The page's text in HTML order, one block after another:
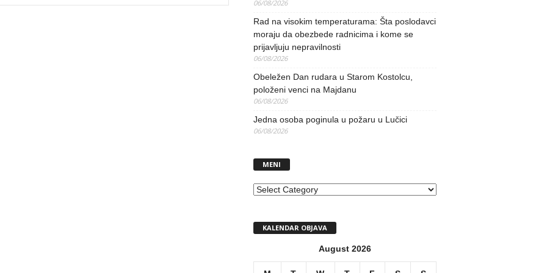
06/08/2026
Rad na visokim temperaturama: Šta poslodavci
moraju da obezbede radnicima i kome se
prijavljuju nepravilnosti
06/08/2026
Obeležen Dan rudara u Starom Kostolcu,
položeni venci na Majdanu
06/08/2026
Jedna osoba poginula u požaru u Lučici
06/08/2026
MENI
MENI
KALENDAR OBJAVA
August 2026